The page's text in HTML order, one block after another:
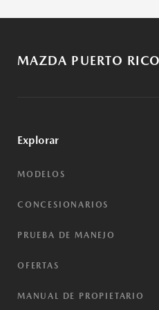
MAZDA PUERTO RICO
Explorar
MODELOS
CONCESIONARIOS
PRUEBA DE MANEJO
OFERTAS
MANUAL DE PROPIETARIO